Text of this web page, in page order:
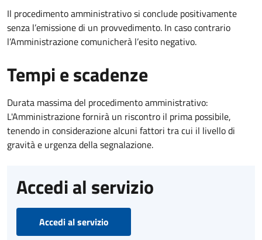
Il procedimento amministrativo si conclude positivamente
senza l’emissione di un provvedimento. In caso contrario
l’Amministrazione comunicherà l’esito negativo.
Tempi e scadenze
Durata massima del procedimento amministrativo:
L'Amministrazione fornirà un riscontro il prima possibile,
tenendo in considerazione alcuni fattori tra cui il livello di
gravità e urgenza della segnalazione.
Accedi al servizio
Accedi al servizio